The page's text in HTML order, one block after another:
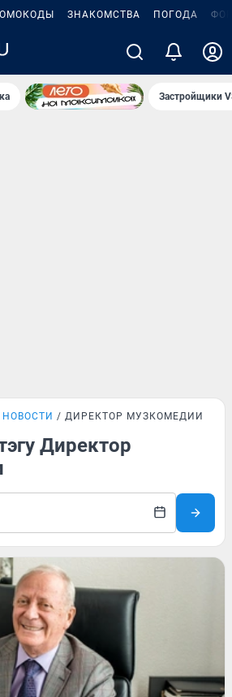
ЗНАКОМСТВА ПОГОДА
Застройщики
НОВОСТИ ДИРЕКТОР МУЗКОМЕДИИ
Директор